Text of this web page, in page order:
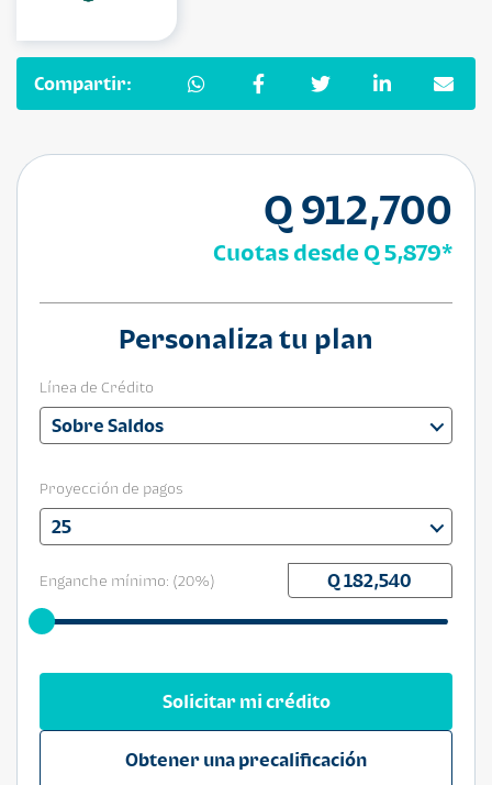
Compartir:
Q 912,700
Cuotas desdeQ 5,879*
Personaliza tu plan
Línea de Crédito
Sobre Saldos
Proyección de pagos
25
Enganche mínimo: (20%)
Solicitar mi crédito
Obtener una precalificación